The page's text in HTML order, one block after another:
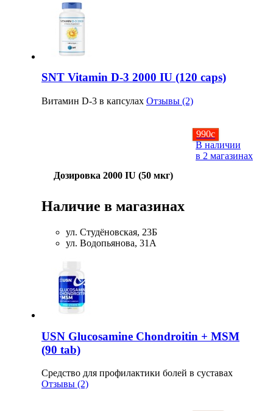
990c
В наличии
в 2 магазинах
SNT Vitamin D-3 2000 IU (120 caps)
Витамин D-3 в капсулах Отзывы (2)
Дозировка 2000 IU (50 мкг)
Наличие в магазинах
ул. Студёновская, 23Б
ул. Водопьянова, 31А
USN Glucosamine Chondroitin + MSM
(90 tab)
Средство для профилактики болей в суставах
Отзывы (2)